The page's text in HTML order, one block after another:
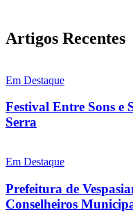
Artigos Recentes
Em Destaque
Festival Entre Sons e
Serra
Em Destaque
Prefeitura de
Conselheiros